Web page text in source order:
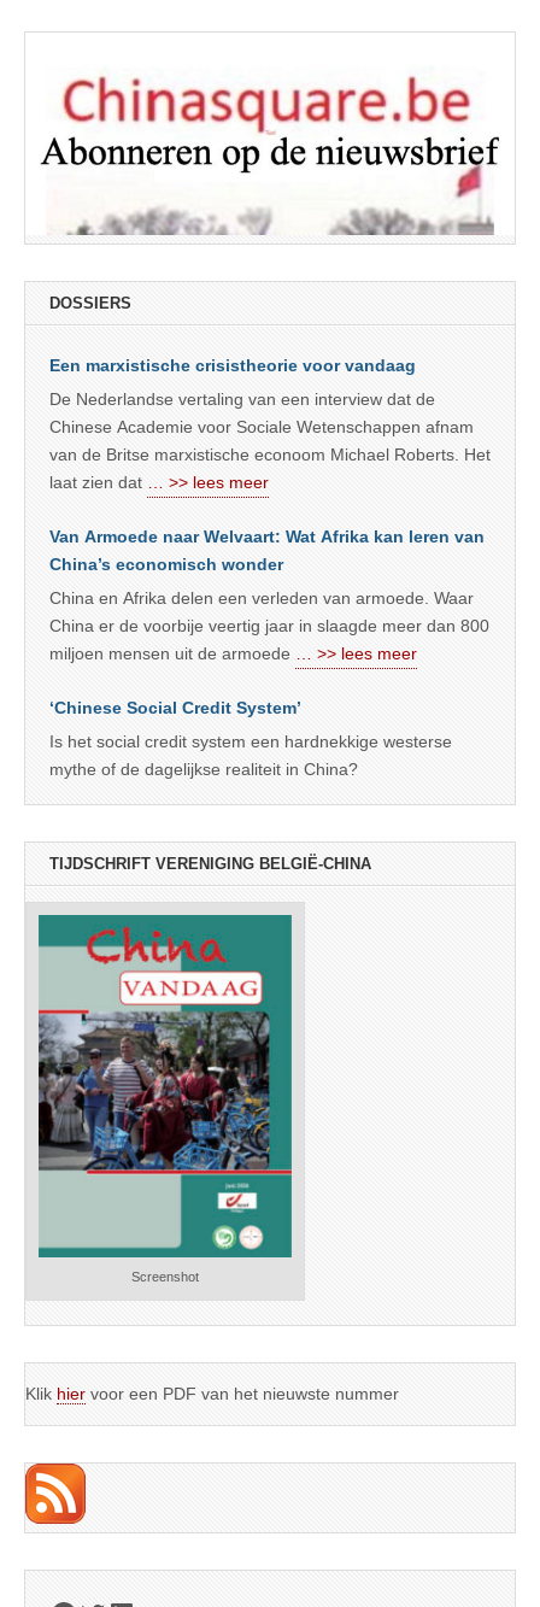
DOSSIERS
Een marxistische crisistheorie voor vandaag
De Nederlandse vertaling van een interview dat de
Chinese Academie voor Sociale Wetenschappen afnam
van de Britse marxistische econoom Michael Roberts. Het
laat zien dat
… >> lees meer
Van Armoede naar Welvaart: Wat Afrika kan leren van
China’s economisch wonder
China en Afrika delen een verleden van armoede. Waar
China er de voorbije veertig jaar in slaagde meer dan 800
miljoen mensen uit de armoede
… >> lees meer
‘Chinese Social Credit System’
Is het social credit system een hardnekkige westerse
mythe of de dagelijkse realiteit in China?
TIJDSCHRIFT VERENIGING BELGIË-CHINA
Screenshot
Klik hier voor een PDF van het nieuwste nummer